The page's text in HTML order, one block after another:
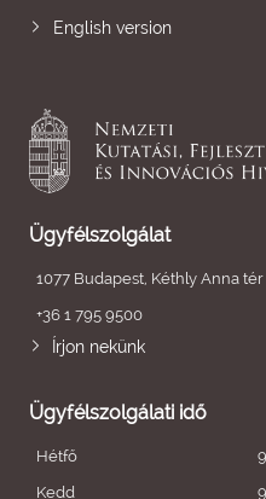
English version
Ügyfélszolgálat
1077 Budapest, Kéthly Anna tér
+36 1 795 9500
Írjon nekünk
Ügyfélszolgálati idő
Hétfő
Kedd